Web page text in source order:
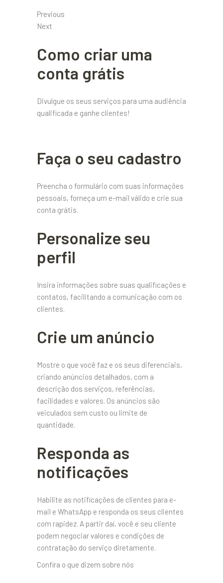
Previous
Next
Como criar uma
conta grátis
Divulgue os seus serviços para uma audiência
qualificada e ganhe clientes!
Faça o seu cadastro
Preencha o formulário com suas informações
pessoais, forneça um e-mail válido e crie sua
conta grátis.
Personalize seu
perfil
Insira informações sobre suas qualificações e
contatos, facilitando a comunicação com os
clientes.
Crie um anúncio
Mostre o que você faz e os seus diferenciais,
criando anúncios detalhados, com a
descrição dos serviços, referências,
facilidades e valores. Os anúncios são
veiculados sem custo ou limite de
quantidade.
Responda as
notificações
Habilite as notificações de clientes para e-
mail e WhatsApp e responda os seus clientes
com rapidez. A partir daí, você e seu cliente
podem negociar valores e condições de
contratação do serviço diretamente.
Confira o que dizem sobre nós